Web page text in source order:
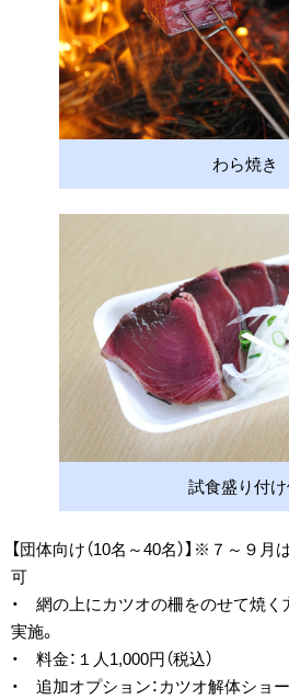
わら焼き
試食盛り付
【団体向け（10名～40名）】※７～９
可
・ 網の上にカツオの柵をのせて焼く
実施。
・ 料金：１人1,000円（税込）
・ 追加オプション：カツオ解体ショ